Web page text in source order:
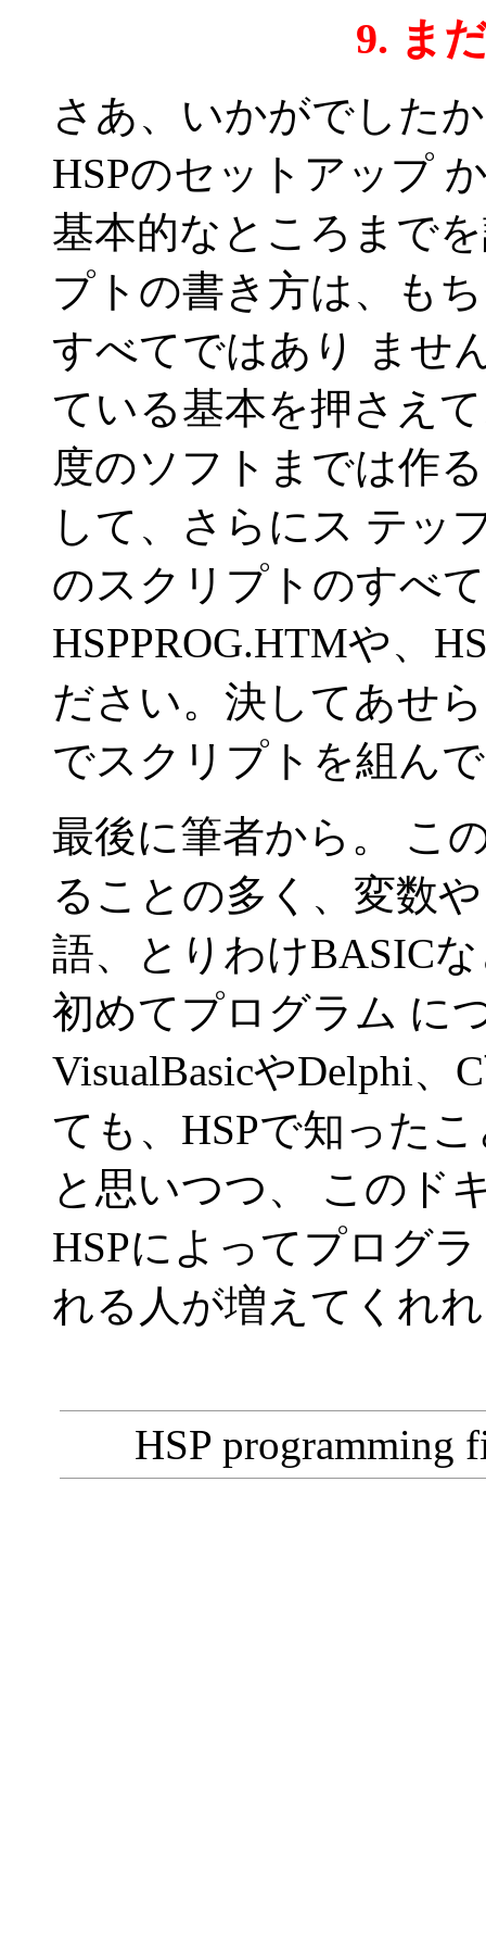
9. ま
さあ、いかがでした
HSPのセットアップ
基本的なところまで
プトの書き方は、も
すべてではあり ませ
ている基本を押さえ
度のソフトまでは作
して、さらにス テッ
のスクリプトのすべ
HSPPROG.HTMや、
ださい。決してあせ
でスクリプトを組ん
最後に筆者から。 こ
ることの多く、変数
語、とりわけBASIC
初めてプログラム に
VisualBasicやDelphi
ても、HSPで知った
と思いつつ、 このド
HSPによってプログ
れる人が増えてくれ
HSP programming